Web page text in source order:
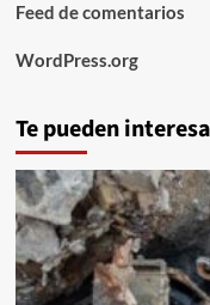
Feed de comentarios
WordPress.org
Te pueden